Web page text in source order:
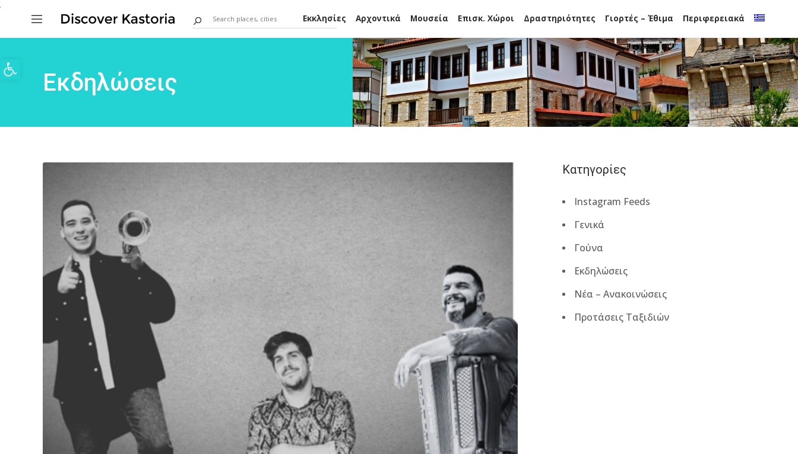
Ανοίξτε τη γραμμή εργαλείων
Εκκλησίες Αρχοντικά Μουσεία Επισκ. Χώροι Δραστηριότητες Γιορτές – Έθιμα Περιφερειακά
Εκδηλώσεις
Κατηγορίες
Instagram Feeds
Γενικά
Γούνα
Εκδηλώσεις
Νέα – Ανακοινώσεις
Προτάσεις Ταξιδιών